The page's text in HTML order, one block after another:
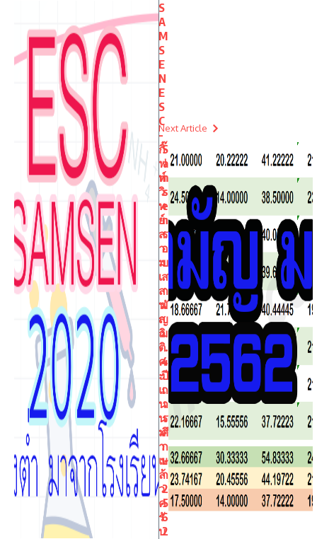
S
A
M
S
E
N
E
S
C
–
กิ๊
ฟ
ท์
วิ
ท
ย์
ส
า
ม
เ
ส
น
ส
ถิ
ติ
ค
ะ
แ
น
น
ม
า
แ
ล้
ว
ค
รั
บ
Next Article
S
a
m
s
e
n
ร
อ
บ
ส
า
มั
ญ
ม
.
4
ปี
ก
า
ร
ศึ
ก
ษ
า
2
5
6
2